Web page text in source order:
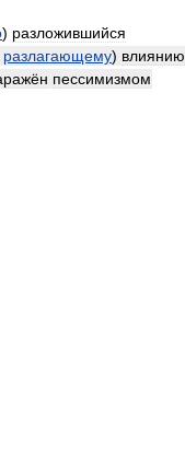
) разложившийся
разлагающему) влиянию
пессимизмом